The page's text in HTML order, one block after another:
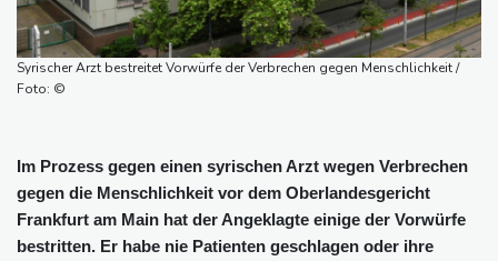
Schwimm-EM: Hentschel/Müller gewinnen Synchron-Bronze
Syrischer Arzt bestreitet Vorwürfe der Verbrechen gegen Menschlichkeit /
Foto: ©
Im Prozess gegen einen syrischen Arzt wegen Verbrechen
gegen die Menschlichkeit vor dem Oberlandesgericht
Frankfurt am Main hat der Angeklagte einige der Vorwürfe
bestritten. Er habe nie Patienten geschlagen oder ihre